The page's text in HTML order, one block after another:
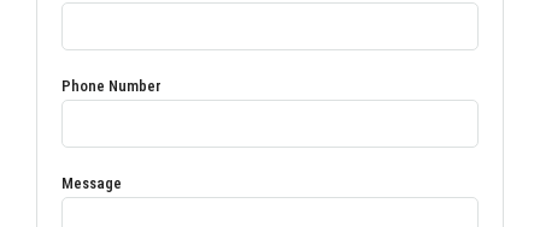
Phone Number
Message